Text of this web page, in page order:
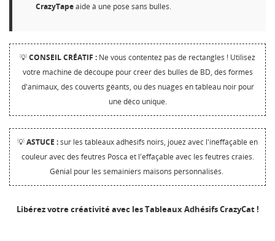
CrazyTapeaide à une pose sans bulles.
💡CONSEIL CRÉATIF : Ne vous contentez pas de rectangles ! Utilisez
votre machine de découpe pour créer des bulles de BD, des formes
d'animaux, des couverts géants, ou des nuages en tableau noir pour
une déco unique.
💡ASTUCE :sur les tableaux adhésifs noirs, jouez avec l'ineffaçable en
couleur avec des feutres Posca et l'effaçable avec les feutres craies.
Génial pour les semainiers maisons personnalisés.
Libérez votre créativité avec les Tableaux Adhésifs CrazyCat !